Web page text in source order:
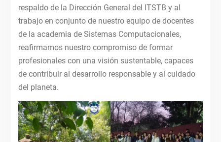
respaldo de la Dirección General del ITSTB y al
trabajo en conjunto de nuestro equipo de docentes
de la academia de Sistemas Computacionales,
reafirmamos nuestro compromiso de formar
profesionales con una visión sustentable, capaces
de contribuir al desarrollo responsable y al cuidado
del planeta.